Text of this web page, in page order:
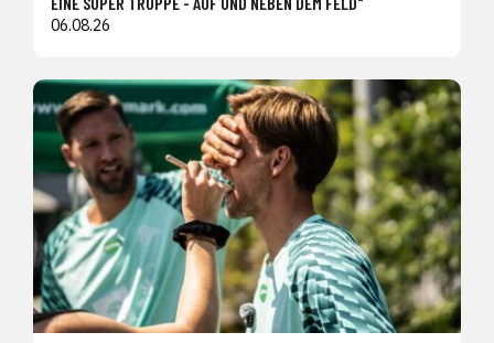
06.08.26